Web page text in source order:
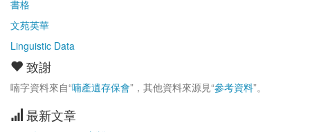
書格
文苑英華
Linguistic Data
致謝
喃字資料來自“喃產遺存保會”，其他資料來源見“參考資料”。
最新文章